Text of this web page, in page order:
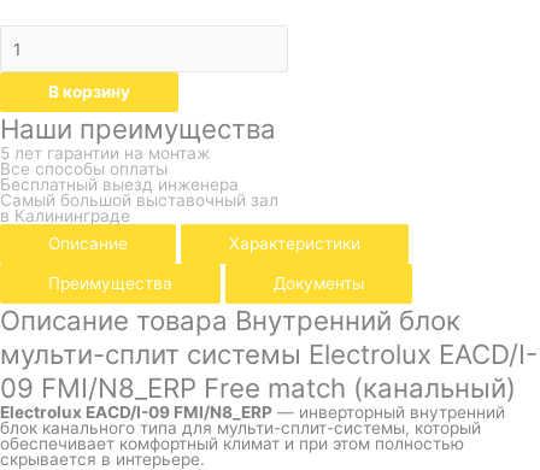
В корзину
Наши преимущества
5 лет гарантии на монтаж
Все способы оплаты
Бесплатный выезд инженера
Самый большой выставочный зал
в Калининграде
Описание
Характеристики
Преимущества Документы
Описание товара Внутренний блок
мульти-сплит системы Electrolux EACD/I-
09 FMI/N8_ERP Free match (канальный)
Electrolux EACD/I-09 FMI/N8_ERP — инверторный внутренний
блок канального типа для мульти-сплит-системы, который
обеспечивает комфортный климат и при этом полностью
скрывается в интерьере.